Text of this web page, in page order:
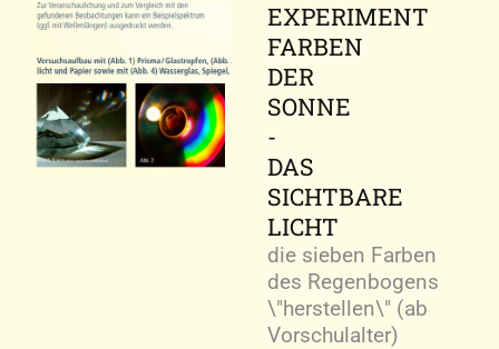
EXPERIMENT
FARBEN
DER
SONNE
-
DAS
SICHTBARE
LICHT
die sieben Farben
des Regenbogens
\"herstellen\" (ab
Vorschulalter)